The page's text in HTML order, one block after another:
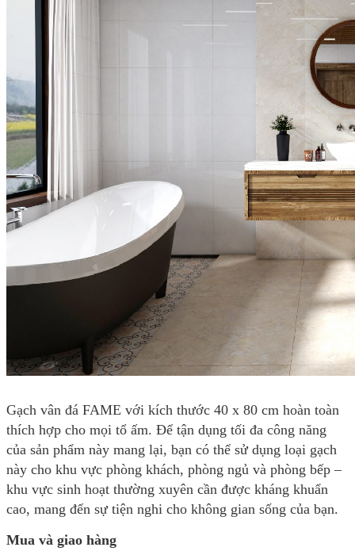
Gạch vân đá FAME với kích thước 40 x 80 cm hoàn toàn
thích hợp cho mọi tổ ấm. Để tận dụng tối đa công năng
của sản phẩm này mang lại, bạn có thể sử dụng loại gạch
này cho khu vực phòng khách, phòng ngủ và phòng bếp –
khu vực sinh hoạt thường xuyên cần được kháng khuẩn
cao, mang đến sự tiện nghi cho không gian sống của bạn.
Mua và giao hàng